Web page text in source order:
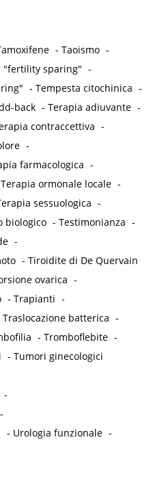
-Taoismo -
"fertility sparing" -
-Tempesta citochinica -
back -Terapia adiuvante -
contraccettiva -
-
farmacologica -
Terapia ormonale locale -
sessuologica -
biologico -Testimonianza -
-
-Tiroidite di De Quervain
ovarica -
-Trapianti -
Traslocazione batterica -
-Tromboflebite -
-Tumori ginecologici
-
-
- Urologia funzionale -